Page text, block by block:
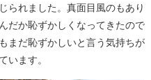
られました。真面目風のもあり
だか恥ずかしくなってきたので
まだ恥ずかしいと言う気持ちが
います。